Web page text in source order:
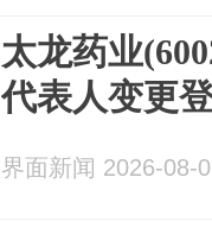
太龙药业
代表人变更
界面新闻 2026-08-